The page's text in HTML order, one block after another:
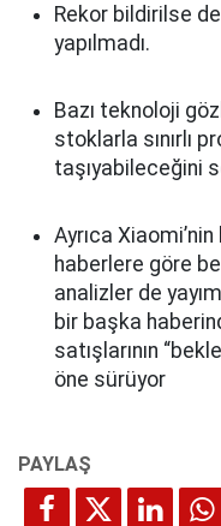
Rekor bildirilse de
yapılmadı.
Bazı teknoloji
stoklarla sınırlı
taşıyabileceğini
Ayrıca
haberlere göre
analizler de
bir başka
satışlarının
öne sürüyor